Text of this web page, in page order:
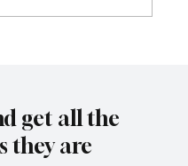
get all the
they are